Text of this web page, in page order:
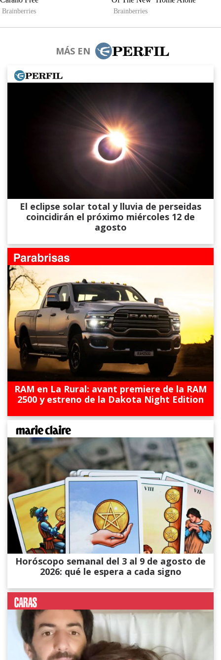
MÁS EN
El eclipse solar total y lluvia de perseidas
coincidirán el próximo miércoles 12 de
agosto
RAM en La Rural: avant premiere de la RAM
2500 y estreno de la Dakota Night Edition
Horóscopo semanal del 3 al 9 de agosto de
2026: qué le espera a cada signo